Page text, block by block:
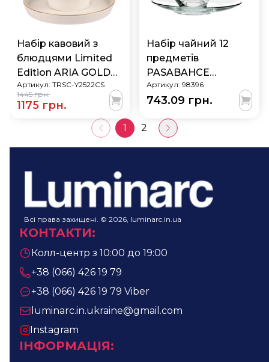
Набір кавовий з
блюдцями Limited
Edition ARIA GOLD
250 мл х 6 шт (TRSC-
Y2522CS)
Артикул: TRSC-Y2522CS
1445 грн.
1175 грн.
Набір чайний 12
предметів
PASABAHCE
PENGUEN - 98396
Артикул: 98396
743.09 грн.
1 2
Всі права захищені. © 2026, luminarc.in.ua
КОНТАКТИ:
Колл-центр з 10:00 до 19:00
+38 (066) 426 19 79
+38 (066) 426 19 79 Viber
luminarc.in.ukraine@gmail.com
Instagram
ІНФОРМАЦІЯ: